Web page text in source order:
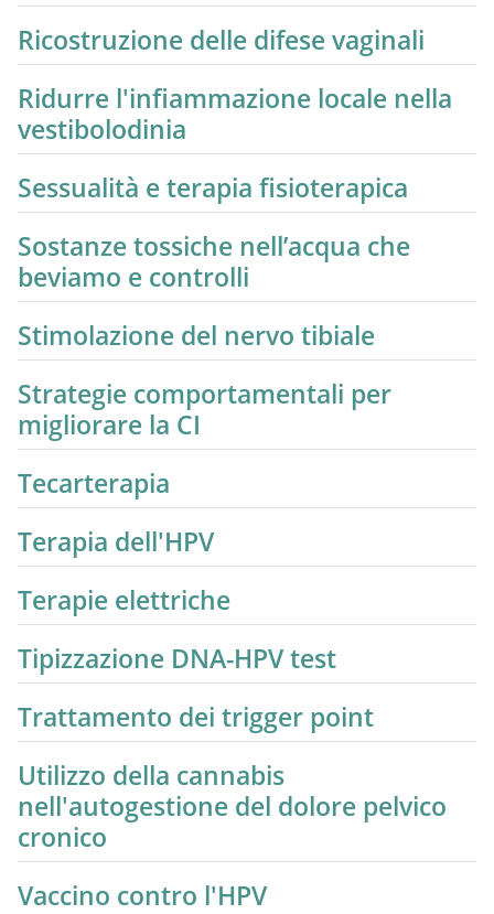
Ricostruzione delle difese vaginali
Ridurre l'infiammazione locale nella
vestibolodinia
Sessualità e terapia fisioterapica
Sostanze tossiche nell’acqua che
beviamo e controlli
Stimolazione del nervo tibiale
Strategie comportamentali per
migliorare la CI
Tecarterapia
Terapia dell'HPV
Terapie elettriche
Tipizzazione DNA-HPV test
Trattamento dei trigger point
Utilizzo della cannabis
nell'autogestione del dolore pelvico
cronico
Vaccino contro l'HPV